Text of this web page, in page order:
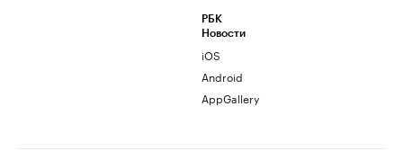
РБК
Новости
iOS
Android
AppGallery